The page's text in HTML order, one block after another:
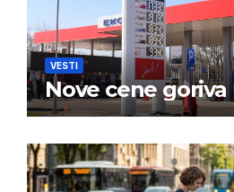
VESTI
Nove cene goriva